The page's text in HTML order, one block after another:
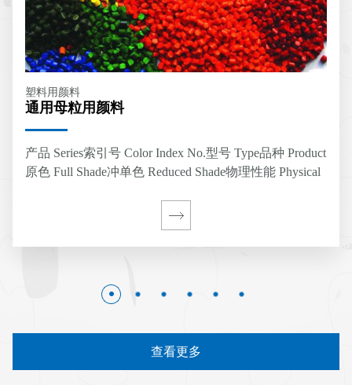
塑料用颜料
通用母粒用颜料
产品 Series索引号 Color Index No.型号 Type品种 Product
原色 Full Shade冲单色 Reduced Shade物理性能 Physical
耐热 Heat Resistance耐迁移 Migratio…
查看更多